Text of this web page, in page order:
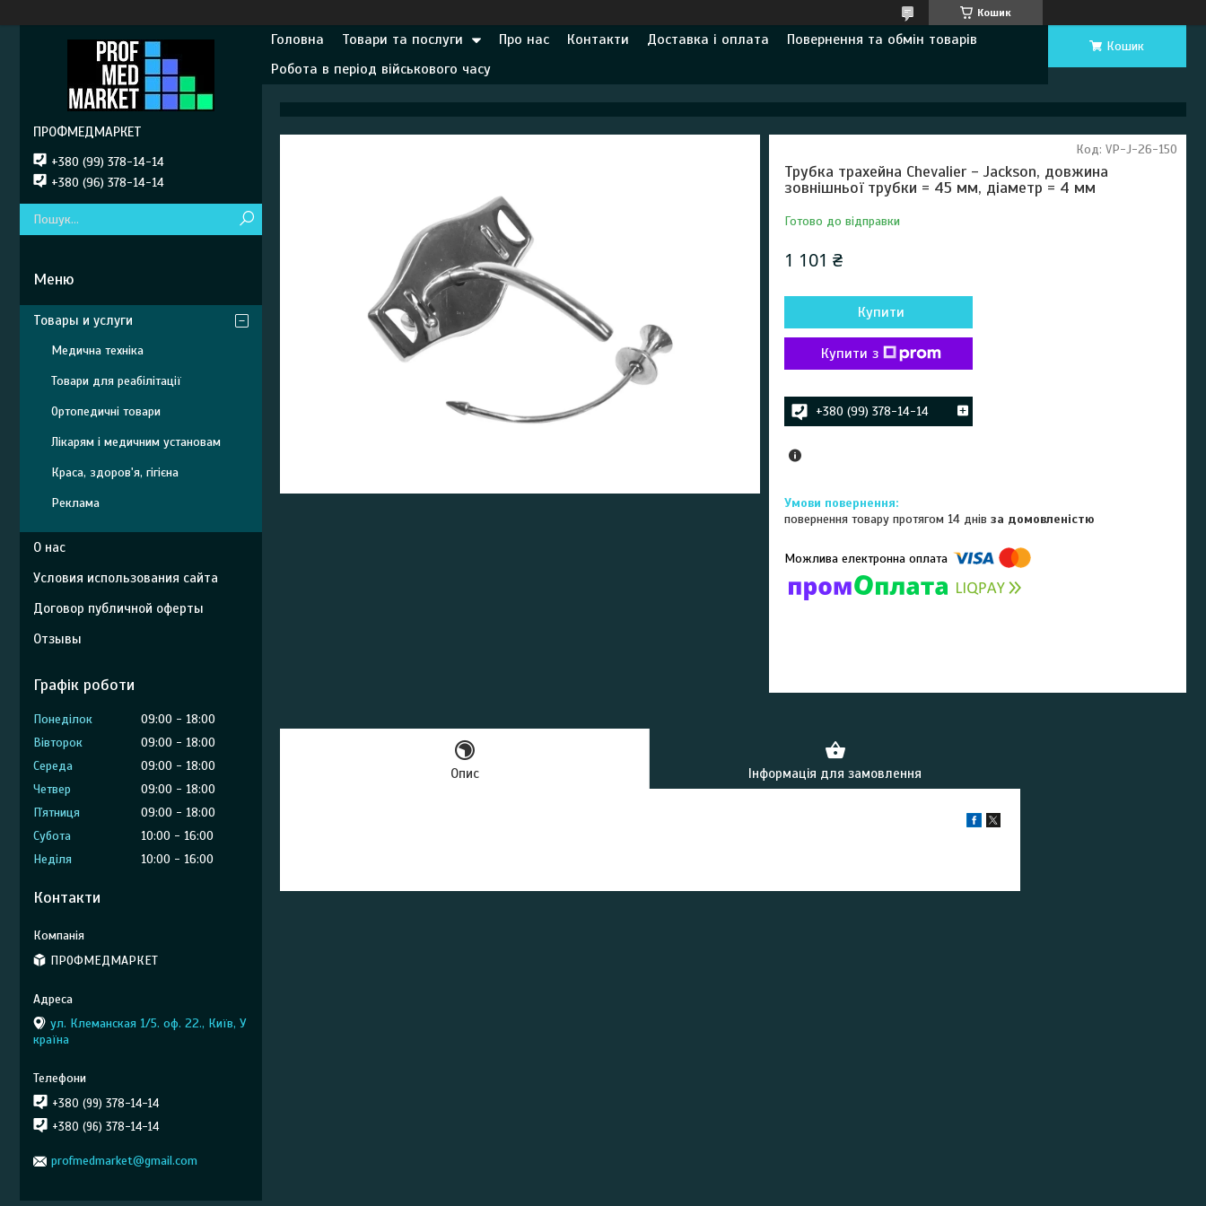
Кошик
Головна Товари та послуги Про нас Контакти Доставка і оплата
Повернення та обмін товарів
Робота в період військового часу
Кошик
Трубка трахейна Chevalier - Jackson, довжина
зовнішньої трубки = 45 мм, діаметр = 4 мм
Готово до відправки
Код: VP-J-26-150
1 101 ₴
Купити
Купити з
+380 (99) 378-14-14
повернення товару протягом 14 днівза домовленістю
Опис Інформація для замовлення
ПРОФМЕДМАРКЕТ
+380 (99) 378-14-14
+380 (96) 378-14-14
Товары и услуги
Медична техніка
Товари для реабілітації
Ортопедичні товари
Лікарям і медичним установам
Краса, здоров'я, гігієна
Реклама
О нас
Условия использования сайта
Договор публичной оферты
Отзывы
Графік роботи
Понеділок 09:00
18:00
Вівторок
09:00
18:00
Середа
09:00
18:00
Четвер
09:00
18:00
Пʼятниця
09:00
18:00
Субота
10:00
16:00
Неділя
10:00 16:00
Контакти
ПРОФМЕДМАРКЕТ
ул. Клеманская 1/5. оф. 22., Київ, У
країна
+380 (99) 378-14-14
+380 (96) 378-14-14
profmedmarket@gmail.com